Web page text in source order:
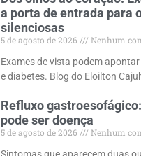
a porta de entrada para
silenciosas
5 de agosto de 2026
Nenhum
Exames de vista podem
e diabetes. Blog do Eloilton
Refluxo
pode ser doença
5 de agosto de 2026
Nenhum